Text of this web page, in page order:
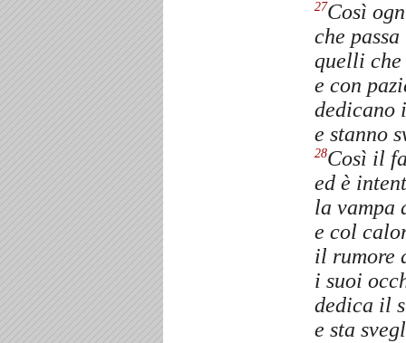
27Così
che
quelli
e con
dedicano
e stanno
28Così il
ed è
la vampa
e col
il rumore
i suoi
dedica il
e sta